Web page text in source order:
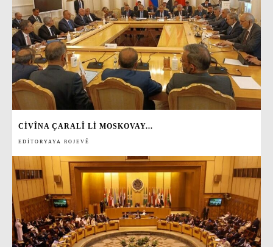
CIVÎNA ÇARALÎ LI MOSKOVAY...
EDITORYAYA ROJEVÊ